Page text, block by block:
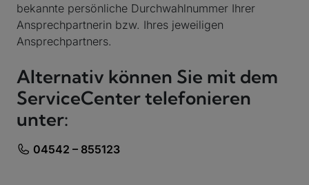
bekannte persönliche Durchwahlnummer Ihrer
Ansprechpartnerin bzw. Ihres jeweiligen
Ansprechpartners.
Alternativ können Sie mit dem
ServiceCenter telefonieren
unter:
04542 – 855123